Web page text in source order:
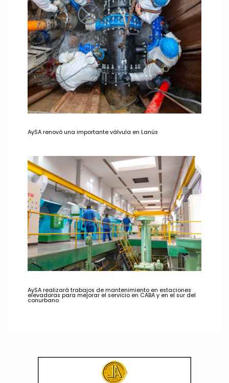
AySA renovó una importante válvula en Lanús
AySA realizará trabajos de mantenimiento en estaciones
elevadoras para mejorar el servicio en CABA y en el sur del
conurbano